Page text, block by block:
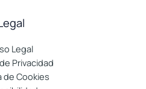
Legal
Privacidad
de Cookies